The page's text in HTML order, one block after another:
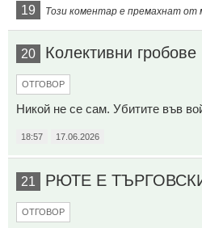
19 Този коментар е премахнат от
20 Колективни гробове
ОТГОВОР
Никой не се сам. Убитите във
18:57 17.06.2026
21 РЮТЕ Е
ОТГОВОР